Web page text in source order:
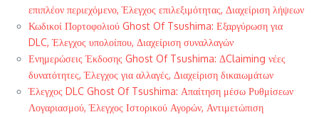
επιπλέον περιεχόμενο, Έλεγχος επιλεξιμότητας, Διαχείριση λήψεων
Κωδικοί Πορτοφολιού Ghost Of Tsushima: Εξαργύρωση για
DLC, Έλεγχος υπολοίπου, Διαχείριση συναλλαγών
Ενημερώσεις Έκδοσης Ghost Of Tsushima: ΔClaiming νέες
δυνατότητες, Έλεγχος για αλλαγές, Διαχείριση δικαιωμάτων
Έλεγχος DLC Ghost Of Tsushima: Απαίτηση μέσω Ρυθμίσεων
Λογαριασμού, Έλεγχος Ιστορικού Αγορών, Αντιμετώπιση